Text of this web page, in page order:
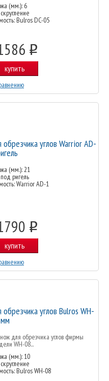
(мм.): 6
Bulros DC-05
o
купить
углов Warrior AD-
(мм.): 21
ригель
Warrior AD-1
o
купить
углов Bulros WH-
для обрезчика углов фирмы
WH-08...
(мм.): 10
Bulros WH-08